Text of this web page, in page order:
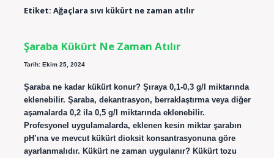
Etiket: Ağaçlara sıvı kükürt ne zaman atılır
Şaraba Kükürt Ne Zaman Atılır
Tarih: Ekim 25, 2024
Şaraba ne kadar kükürt konur? Şıraya 0,1-0,3 g/l miktarında
eklenebilir. Şaraba, dekantrasyon, berraklaştırma veya diğer
aşamalarda 0,2 ila 0,5 g/l miktarında eklenebilir.
Profesyonel uygulamalarda, eklenen kesin miktar şarabın
pH’ına ve mevcut kükürt dioksit konsantrasyonuna göre
ayarlanmalıdır. Kükürt ne zaman uygulanır? Kükürt tozu